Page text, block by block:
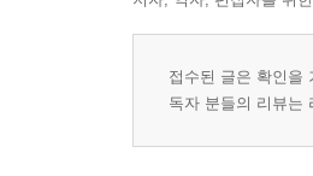
접수된 글은 확인을
독자 분들의 리뷰는